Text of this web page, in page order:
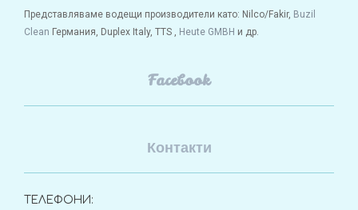
Представляваме водещи производители като: Nilco/Fakir, Buzil
Clean Германия, Duplex Italy, TTS , Heute GMBH и др.
Facebook
Контакти
ТЕЛЕФОНИ: